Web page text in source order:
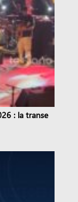
: la transe